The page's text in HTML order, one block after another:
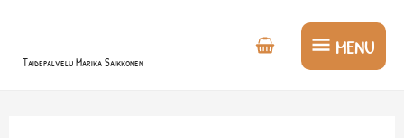
Taidepalvelu Marika Saikkonen
MENU
MENU